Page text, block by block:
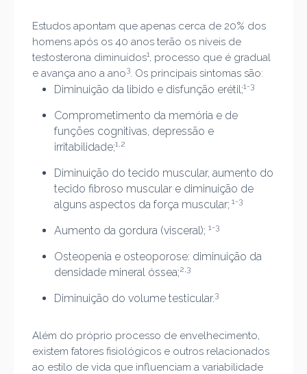
Estudos apontam que apenas cerca de 20% dos
homens após os 40 anos terão os níveis de
testosterona diminuídos1, processo que é gradual
e avança ano a ano3. Os principais sintomas são:
Diminuição da libido e disfunção erétil;1-3
Comprometimento da memória e de
funções cognitivas, depressão e
irritabilidade;1,2
Diminuição do tecido muscular, aumento do
tecido fibroso muscular e diminuição de
alguns aspectos da força muscular; 1-3
Aumento da gordura (visceral); 1-3
Osteopenia e osteoporose: diminuição da
densidade mineral óssea;2,3
Diminuição do volume testicular.3
Além do próprio processo de envelhecimento,
existem fatores fisiológicos e outros relacionados
ao estilo de vida que influenciam a variabilidade